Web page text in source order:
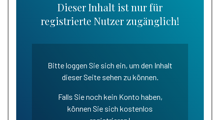
Dieser Inhalt ist nur für
registrierte Nutzer zugänglich!
Bitte loggen Sie sich ein, um den Inhalt
dieser Seite sehen zu können.
Falls Sie noch kein Konto haben,
können Sie sich kostenlos